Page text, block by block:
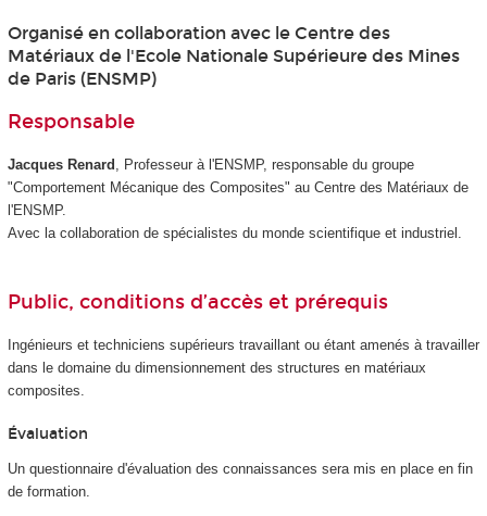
Organisé en collaboration avec le Centre des
Matériaux de l'Ecole Nationale Supérieure des Mines
de Paris (ENSMP)
Responsable
Jacques Renard , Professeur à l'ENSMP, responsable du groupe
"Comportement Mécanique des Composites" au Centre des Matériaux de
l'ENSMP.
Avec la collaboration de spécialistes du monde scientifique et industriel.
Public, conditions d’accès et prérequis
Ingénieurs et techniciens supérieurs travaillant ou étant amenés à travailler
dans le domaine du dimensionnement des structures en matériaux
composites.
Évaluation
Un questionnaire d'évaluation des connaissances sera mis en place en fin
de formation.